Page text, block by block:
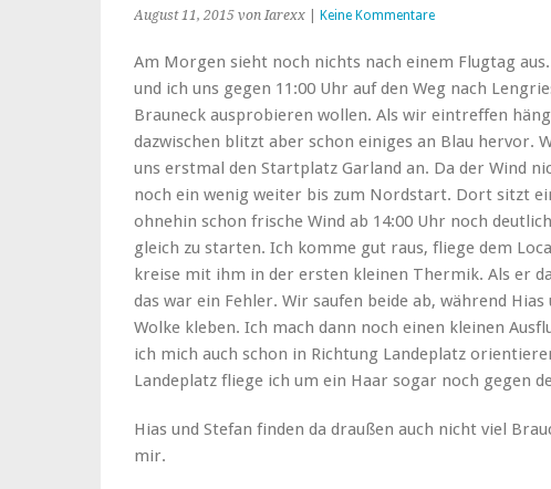
August 11, 2015 von Iarexx Keine Kommentare
Am Morgen sieht noch nichts nach einem Flugtag
und ich uns gegen 11:00 Uhr auf den Weg nach
Brauneck ausprobieren wollen. Als wir eintreffen
dazwischen blitzt aber schon einiges an Blau hervor.
uns erstmal den Startplatz Garland an. Da der Wind
noch ein wenig weiter bis zum Nordstart. Dort sitzt
ohnehin schon frische Wind ab 14:00 Uhr noch
gleich zu starten. Ich komme gut raus, fliege dem
kreise mit ihm in der ersten kleinen Thermik. Als er
das war ein Fehler. Wir saufen beide ab, während
Wolke kleben. Ich mach dann noch einen kleinen
ich mich auch schon in Richtung Landeplatz
Landeplatz fliege ich um ein Haar sogar noch gegen
Hias und Stefan finden da draußen auch nicht viel
mir.